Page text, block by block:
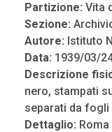
Partizione: Vita
Sezione:
Autore: Istituto
Data: 1939/03/
Descrizione
nero, stampati
separati da fogli
Dettaglio: Roma